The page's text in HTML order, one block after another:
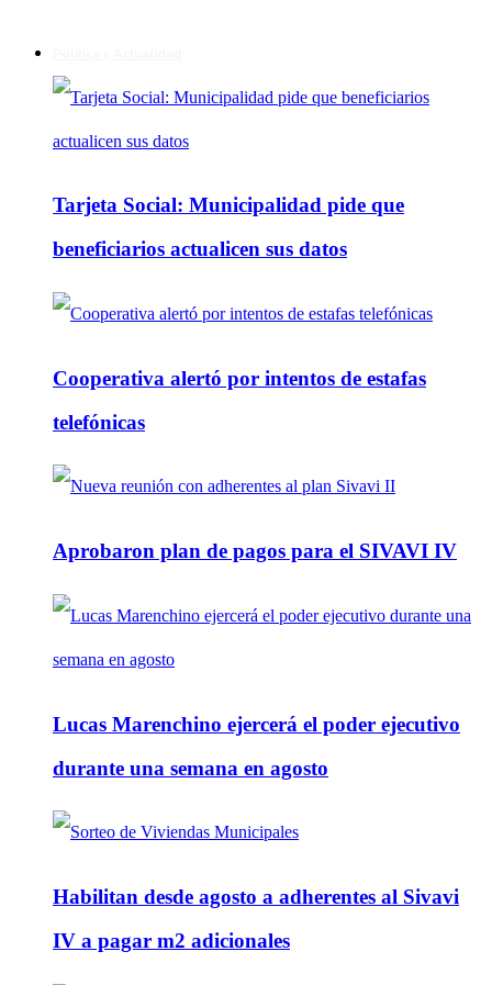
Tarjeta Social: Municipalidad pide que
beneficiarios actualicen sus datos
Cooperativa alertó por intentos de estafas
telefónicas
Aprobaron plan de pagos para el SIVAVI IV
Lucas Marenchino ejercerá el poder ejecutivo
durante una semana en agosto
Habilitan desde agosto a adherentes al Sivavi
IV a pagar m2 adicionales